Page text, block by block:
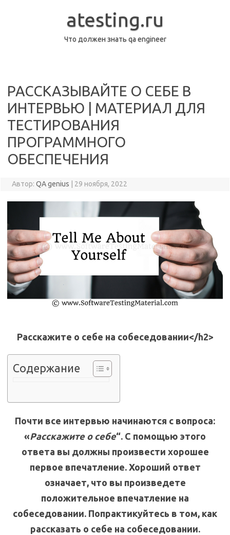
atesting.ru
Что должен знать qa engineer
РАССКАЗЫВАЙТЕ О СЕБЕ В
ИНТЕРВЬЮ | МАТЕРИАЛ ДЛЯ
ТЕСТИРОВАНИЯ
ПРОГРАММНОГО
ОБЕСПЕЧЕНИЯ
Автор: QA genius 29 ноября, 2022
Расскажите о себе на собеседовании</h2>
Содержание
Почти все интервью начинаются с вопроса:
«Расскажите о себе“. С помощью этого
ответа вы должны произвести хорошее
первое впечатление. Хороший ответ
означает, что вы произведете
положительное впечатление на
собеседовании. Попрактикуйтесь в том, как
рассказать о себе на собеседовании.